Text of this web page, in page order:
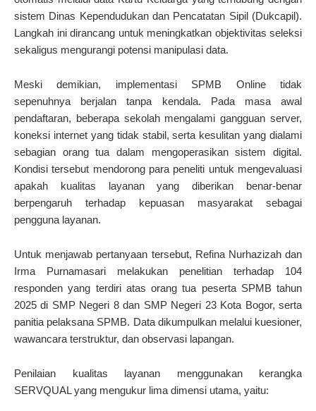
sistem Dinas Kependudukan dan Pencatatan Sipil (Dukcapil).
Langkah ini dirancang untuk meningkatkan objektivitas seleksi
sekaligus mengurangi potensi manipulasi data.
Meski demikian, implementasi SPMB Online tidak
sepenuhnya berjalan tanpa kendala. Pada masa awal
pendaftaran, beberapa sekolah mengalami gangguan server,
koneksi internet yang tidak stabil, serta kesulitan yang dialami
sebagian orang tua dalam mengoperasikan sistem digital.
Kondisi tersebut mendorong para peneliti untuk mengevaluasi
apakah kualitas layanan yang diberikan benar-benar
berpengaruh terhadap kepuasan masyarakat sebagai
pengguna layanan.
Untuk menjawab pertanyaan tersebut, Refina Nurhazizah dan
Irma Purnamasari melakukan penelitian terhadap 104
responden yang terdiri atas orang tua peserta SPMB tahun
2025 di SMP Negeri 8 dan SMP Negeri 23 Kota Bogor, serta
panitia pelaksana SPMB. Data dikumpulkan melalui kuesioner,
wawancara terstruktur, dan observasi lapangan.
Penilaian kualitas layanan menggunakan kerangka
SERVQUAL yang mengukur lima dimensi utama, yaitu: